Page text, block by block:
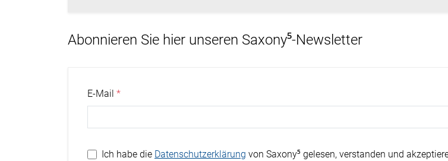
Abonnieren Sie hier unseren Saxony⁵-Newsletter
E-Mail
Ich habe die Datenschutzerklärung von Saxony⁵ gelesen, verstanden und